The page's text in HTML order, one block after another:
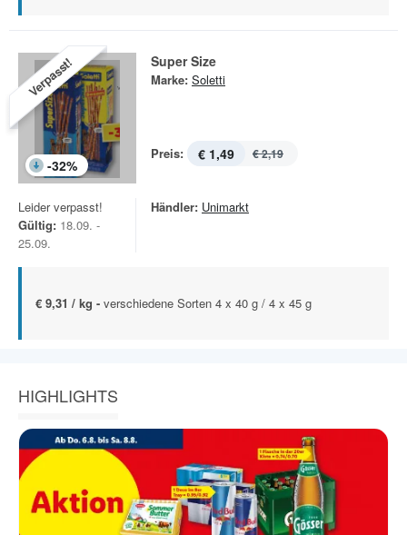
Verpasst!
-32%
Super Size
Marke: Soletti
Preis: € 1,49 € 2,19
Leider verpasst!
Gültig: 18.09. -
25.09.
Händler: Unimarkt
€ 9,31 / kg - verschiedene Sorten 4 x 40 g / 4 x 45 g
HIGHLIGHTS